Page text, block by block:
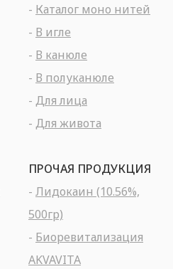
- Каталог моно нитей
- В игле
- В канюле
- В полуканюле
- Для лица
- Для живота
ПРОЧАЯ ПРОДУКЦИЯ
- Лидокаин (10.56%,
500гр)
- Биоревитализация
AKVAVITA